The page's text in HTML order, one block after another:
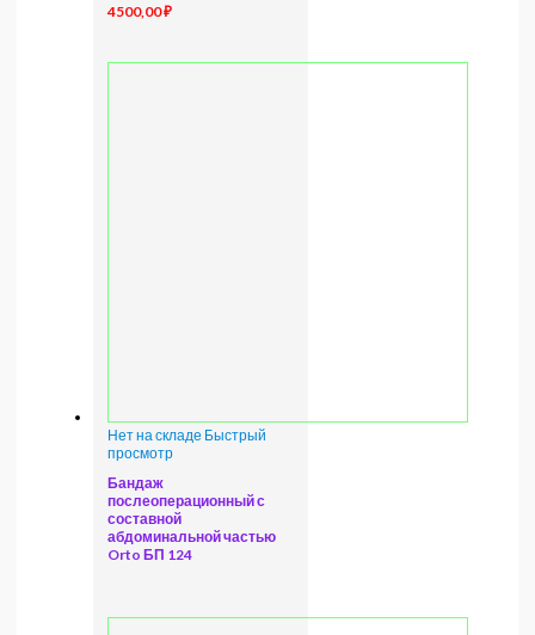
4500,00₽
Нет на складе Быстрый
просмотр
Бандаж
послеоперационный с
составной
абдоминальной частью
Orto БП 124